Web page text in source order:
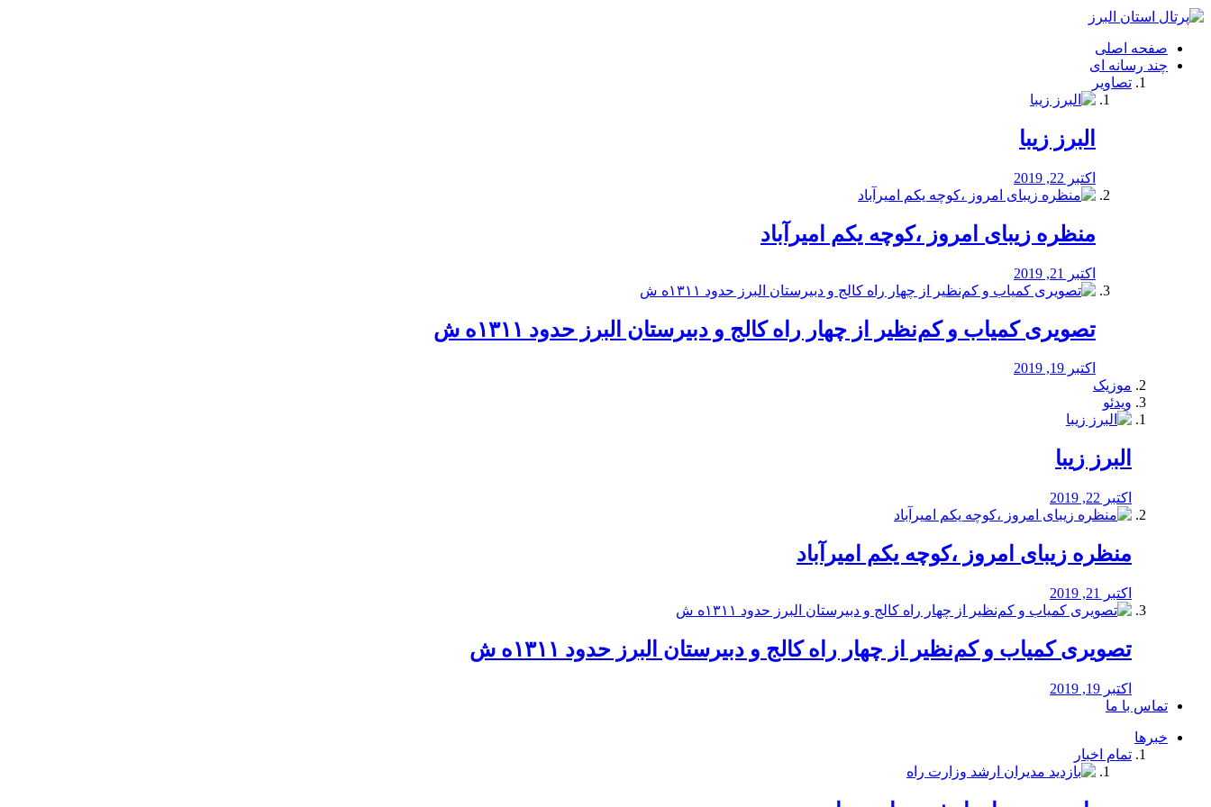
فصد
شرق
تهران
خشکشویی
صفحه اصلی
چند رسانه ای
تصاویر
البرز زیبا
اکتبر 22, 2019
منظره‌‌ زیبای امروز ،کوچه یکم امیرآباد
اکتبر 21, 2019
️تصویری کمیاب و کم‌نظیر از چهار راه كالج و دبيرستان البرز حدود ۱۳۱۱ه ش
اکتبر 19, 2019
موزیک
ویدئو
البرز زیبا
اکتبر 22, 2019
منظره‌‌ زیبای امروز ،کوچه یکم امیرآباد
اکتبر 21, 2019
️تصویری کمیاب و کم‌نظیر از چهار راه كالج و دبيرستان البرز حدود ۱۳۱۱ه ش
اکتبر 19, 2019
تماس با ما
خبرها
تمام اخبار